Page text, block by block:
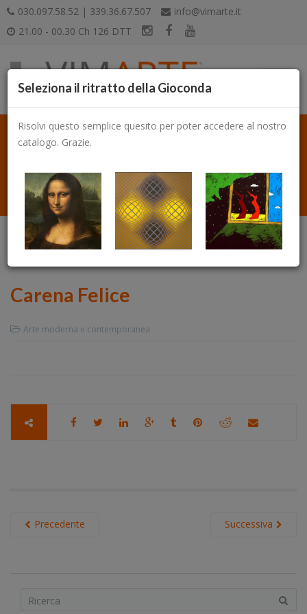
030.097.58.52 | 339.36.67.507
info@vimarte.it
21.00 - 00.30 Ch 126 DTT
Carena Felice
Arte moderna e contemporanea
Successiva
Precedente
Seleziona il ritratto della Gioconda
Risolvi questo semplice quesito per poter accedere al nostro
catalogo. Grazie.